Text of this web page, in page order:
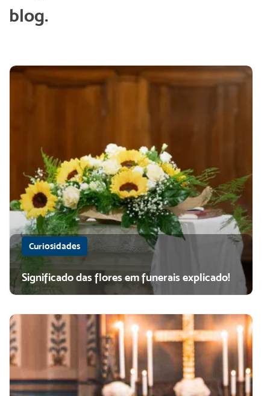
blog.
Curiosidades
Significado das flores em funerais explicado!